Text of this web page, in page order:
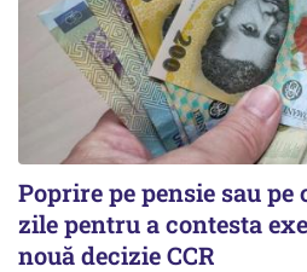
Poprire pe pensie sau pe
zile pentru a contesta
nouă decizie CCR